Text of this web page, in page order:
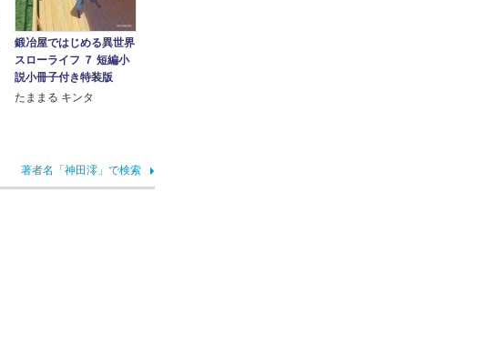
鍛冶屋ではじめる異世界
スローライフ ７ 短編小
説小冊子付き特装版
たままる キンタ
著者名「神田澪」で検索